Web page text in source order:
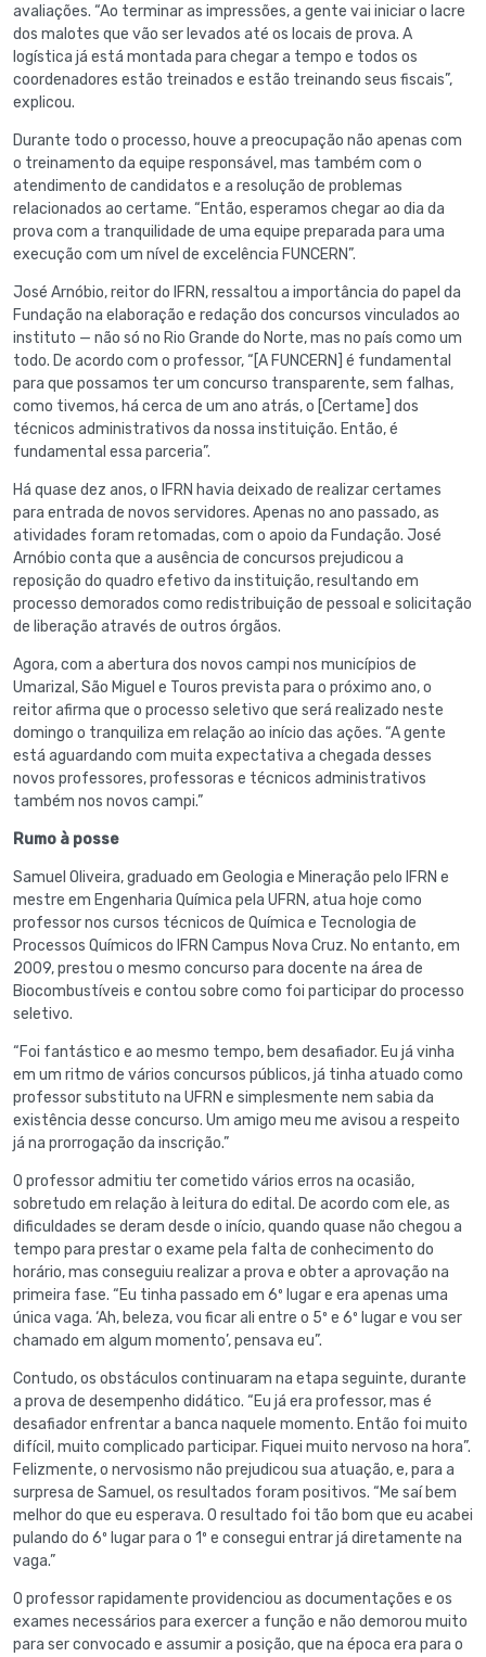
avaliações. “Ao terminar as impressões, a gente vai iniciar o lacre
dos malotes que vão ser levados até os locais de prova. A
logística já está montada para chegar a tempo e todos os
coordenadores estão treinados e estão treinando seus fiscais”,
explicou.
Durante todo o processo, houve a preocupação não apenas com
o treinamento da equipe responsável, mas também com o
atendimento de candidatos e a resolução de problemas
relacionados ao certame. “Então, esperamos chegar ao dia da
prova com a tranquilidade de uma equipe preparada para uma
execução com um nível de excelência FUNCERN”.
José Arnóbio, reitor do IFRN, ressaltou a importância do papel da
Fundação na elaboração e redação dos concursos vinculados ao
instituto — não só no Rio Grande do Norte, mas no país como um
todo. De acordo com o professor, “[A FUNCERN] é fundamental
para que possamos ter um concurso transparente, sem falhas,
como tivemos, há cerca de um ano atrás, o [Certame] dos
técnicos administrativos da nossa instituição. Então, é
fundamental essa parceria”.
Há quase dez anos, o IFRN havia deixado de realizar certames
para entrada de novos servidores. Apenas no ano passado, as
atividades foram retomadas, com o apoio da Fundação. José
Arnóbio conta que a ausência de concursos prejudicou a
reposição do quadro efetivo da instituição, resultando em
processo demorados como redistribuição de pessoal e solicitação
de liberação através de outros órgãos.
Agora, com a abertura dos novos campi nos municípios de
Umarizal, São Miguel e Touros prevista para o próximo ano, o
reitor afirma que o processo seletivo que será realizado neste
domingo o tranquiliza em relação ao início das ações. “A gente
está aguardando com muita expectativa a chegada desses
novos professores, professoras e técnicos administrativos
também nos novos campi.”
Rumo à posse
Samuel Oliveira, graduado em Geologia e Mineração pelo IFRN e
mestre em Engenharia Química pela UFRN, atua hoje como
professor nos cursos técnicos de Química e Tecnologia de
Processos Químicos do IFRN Campus Nova Cruz. No entanto, em
2009, prestou o mesmo concurso para docente na área de
Biocombustíveis e contou sobre como foi participar do processo
seletivo.
“Foi fantástico e ao mesmo tempo, bem desafiador. Eu já vinha
em um ritmo de vários concursos públicos, já tinha atuado como
professor substituto na UFRN e simplesmente nem sabia da
existência desse concurso. Um amigo meu me avisou a respeito
já na prorrogação da inscrição.”
O professor admitiu ter cometido vários erros na ocasião,
sobretudo em relação à leitura do edital. De acordo com ele, as
dificuldades se deram desde o início, quando quase não chegou a
tempo para prestar o exame pela falta de conhecimento do
horário, mas conseguiu realizar a prova e obter a aprovação na
primeira fase. “Eu tinha passado em 6º lugar e era apenas uma
única vaga. ‘Ah, beleza, vou ficar ali entre o 5º e 6º lugar e vou ser
chamado em algum momento’, pensava eu”.
Contudo, os obstáculos continuaram na etapa seguinte, durante
a prova de desempenho didático. “Eu já era professor, mas é
desafiador enfrentar a banca naquele momento. Então foi muito
difícil, muito complicado participar. Fiquei muito nervoso na hora”.
Felizmente, o nervosismo não prejudicou sua atuação, e, para a
surpresa de Samuel, os resultados foram positivos. “Me saí bem
melhor do que eu esperava. O resultado foi tão bom que eu acabei
pulando do 6º lugar para o 1º e consegui entrar já diretamente na
vaga.”
O professor rapidamente providenciou as documentações e os
exames necessários para exercer a função e não demorou muito
para ser convocado e assumir a posição, que na época era para o